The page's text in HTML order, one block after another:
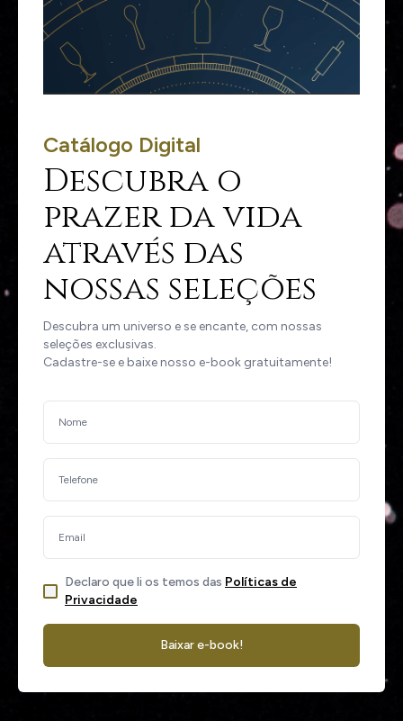
Catálogo Digital
Descubra o
prazer da vida
através das
nossas seleções
Descubra um universo e se encante, com nossas
seleções exclusivas.
Cadastre-se e baixe nosso e-book gratuitamente!
Declaro que li os temos das Políticas de
Privacidade
Baixar e-book!